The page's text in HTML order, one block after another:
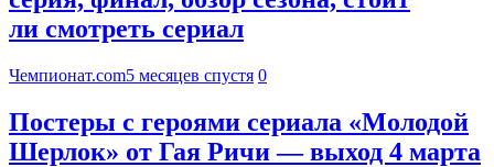
ли смотреть сериал
Чемпионат.com5 месяцев спустя 0
Постеры с героями сериала «Молодой
Шерлок» от Гая Ричи — выход 4 марта